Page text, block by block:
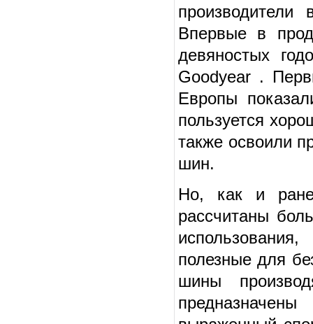
Впервые в
девяностых
Goodyear .
Европы
пользуется
также освоили
шин.
Но, как и
рассчитаны
полезные для
шины